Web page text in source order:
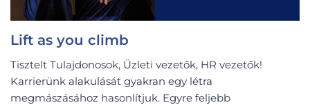
Lift as you climb
Tisztelt Tulajdonosok, Üzleti vezetők, HR vezetők!
Karrierünk alakulását gyakran egy létra
megmászásához hasonlítjuk. Egyre feljebb